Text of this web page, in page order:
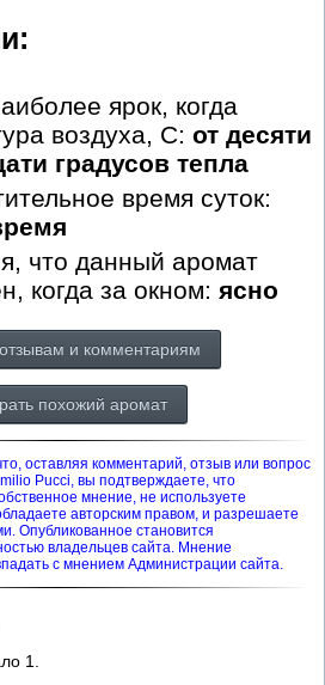
ярок, когда
воздуха, С: от десяти
градусов тепла
время суток:
что данный аромат
когда за окном: ясно
и комментариям
похожий аромат
оставляя комментарий, отзыв или вопрос
Pucci, вы подтверждаете, что
мнение, не используете
авторским правом, и разрешаете
Опубликованное становится
владельцев сайта. Мнение
с мнением Администрации сайта.
1